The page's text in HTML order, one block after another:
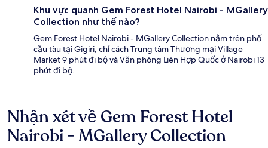
Khu vực quanh Gem Forest Hotel Nairobi - MGallery
Collection như thế nào?
Gem Forest Hotel Nairobi - MGallery Collection nằm trên phố
cầu tàu tại Gigiri, chỉ cách Trung tâm Thương mại Village
Market 9 phút đi bộ và Văn phòng Liên Hợp Quốc ở Nairobi 13
phút đi bộ.
Nhận
xét
Nhận xét về Gem Forest Hotel
Nairobi - MGallery Collection